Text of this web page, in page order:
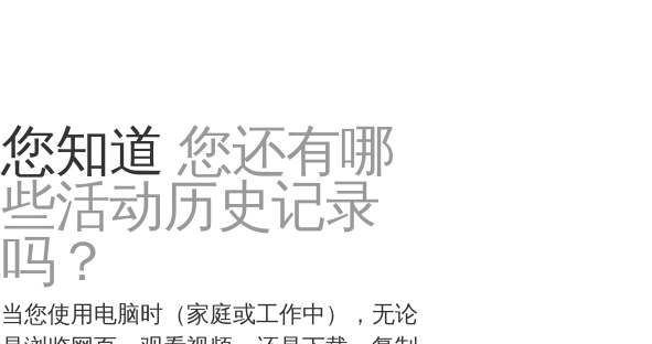
您知道 您还有哪
些活动历史记录
吗？
当您使用电脑时（家庭或工作中），无论